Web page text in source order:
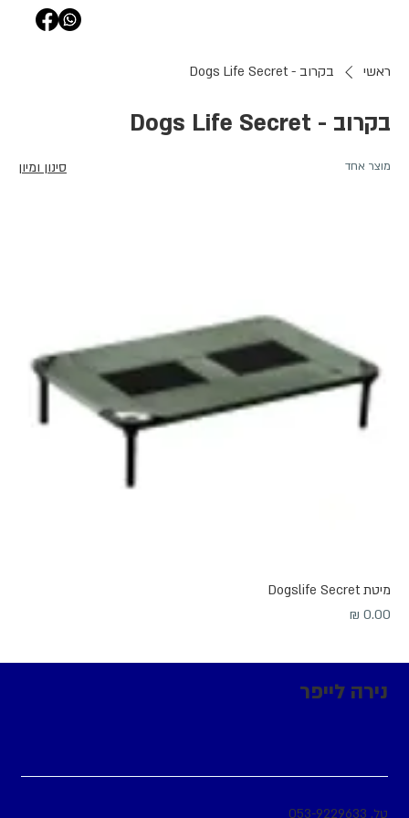
ראשי בקרוב - Dogs Life Secret
בקרוב - Dogs Life Secret
מוצר אחד סינון ומיון
מיטת Dogslife Secret
מחיר
נירה לייפר
טל. 053-9229633